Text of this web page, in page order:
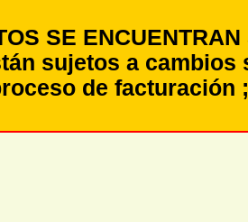
SE
sujetos a
de